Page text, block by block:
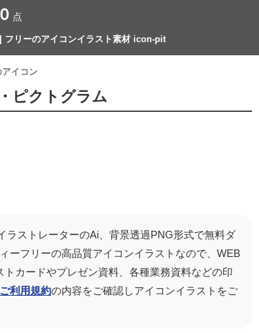
点
フリーのアイコンイラスト素材 icon-pit
イコン
ピクトグラム
ラストレーターのAi、背景透過PNG形式で無料ダ
ーフリーの高品質アイコンイラストなので、WEB
カードやプレゼン資料、各種業務資料などの印
ご利用規約の内容をご確認しアイコンイラストをご